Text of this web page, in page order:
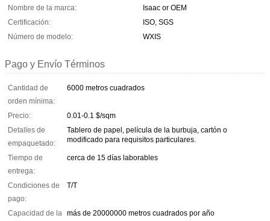
Nombre de la marca:
Isaac or OEM
Certificación:
ISO, SGS
Número de modelo:
WXIS
Pago y Envío Términos
Cantidad de
orden mínima:
6000 metros cuadrados
Precio:
0.01-0.1 $/sqm
Detalles de
empaquetado:
Tablero de papel, película de la burbuja, cartón o
modificado para requisitos particulares.
Tiempo de
entrega:
cerca de 15 días laborables
Condiciones de
pago:
T/T
Capacidad de la más de 20000000 metros cuadrados por año